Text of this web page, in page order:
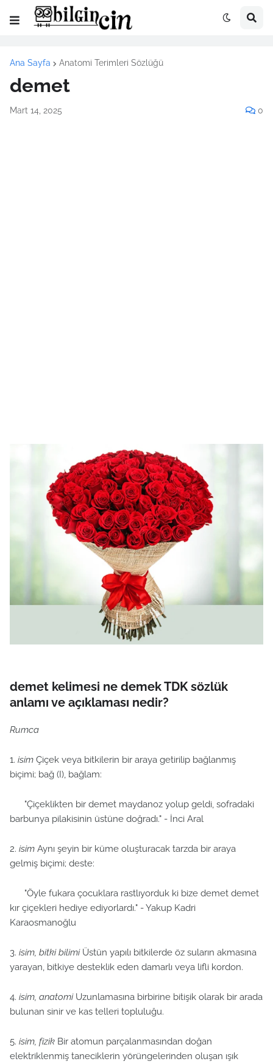
Ana Sayfa Anatomi Terimleri Sözlüğü
demet
Mart 14, 2025 0
demet kelimesi ne demek TDK sözlük
anlamı ve açıklaması nedir?
Rumca
1. isim Çiçek veya bitkilerin bir araya getirilip bağlanmış
biçimi; bağ (I), bağlam:
"Çiçeklikten bir demet maydanoz yolup geldi, sofradaki
barbunya pilakisinin üstüne doğradı." - İnci Aral
2. isim Aynı şeyin bir küme oluşturacak tarzda bir araya
gelmiş biçimi; deste:
"Öyle fukara çocuklara rastlıyorduk ki bize demet demet
kır çiçekleri hediye ediyorlardı." - Yakup Kadri
Karaosmanoğlu
3. isim, bitki bilimiÜstün yapılı bitkilerde öz suların akmasına
yarayan, bitkiye desteklik eden damarlı veya lifli kordon.
4. isim, anatomiUzunlamasına birbirine bitişik olarak bir arada
bulunan sinir ve kas telleri topluluğu.
5. isim, fizik Bir atomun parçalanmasından doğan
elektriklenmiş taneciklerin yörüngelerinden oluşan ışık